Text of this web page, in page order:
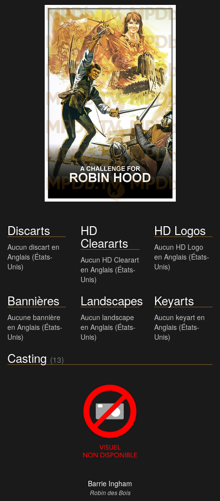
Discarts
Aucun discart en
Anglais (États-
Unis)
HD
Cleararts
Aucun HD Clearart
en Anglais (États-
Unis)
HD Logos
Aucun HD Logo
en Anglais (États-
Unis)
Bannières
Aucune bannière
en Anglais (États-
Unis)
Landscapes
Aucun landscape
en Anglais (États-
Unis)
Keyarts
Aucun keyart en
Anglais (États-
Unis)
Casting (13)
Barrie Ingham
Robin des Bois